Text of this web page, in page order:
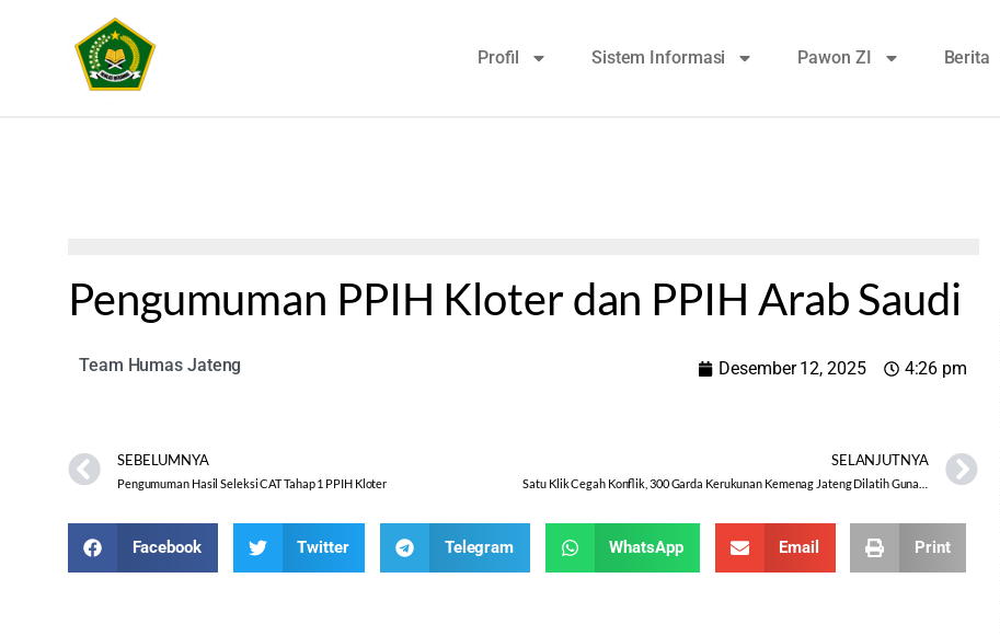
Profil Sistem Informasi Pawon ZI Berita
Pengumuman PPIH Kloter dan PPIH Arab Saudi
Team Humas Jateng Desember 12, 2025 4:26 pm
SEBELUMNYA
Pengumuman Hasil Seleksi CAT Tahap 1 PPIH Kloter
SELANJUTNYA
Facebook Twitter Telegram WhatsApp Email Print